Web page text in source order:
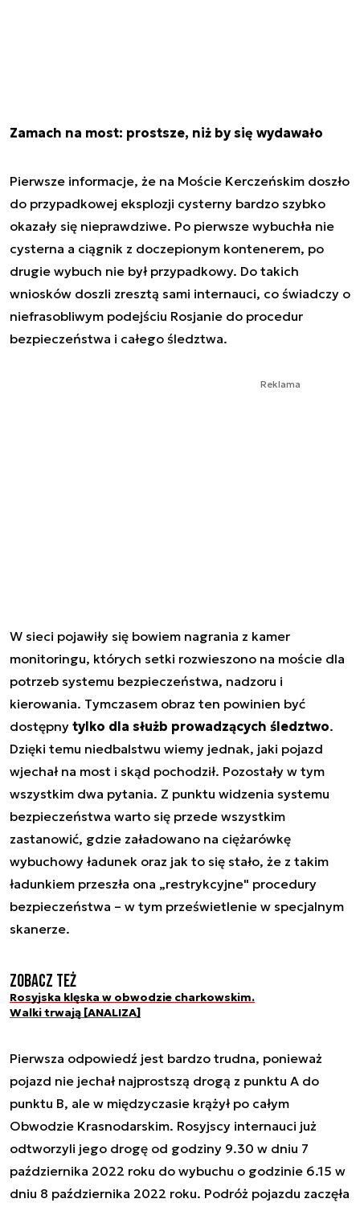
Zamach na most: prostsze, niż by się wydawało
Pierwsze informacje, że na Moście Kerczeńskim doszło
do przypadkowej eksplozji cysterny bardzo szybko
okazały się nieprawdziwe. Po pierwsze wybuchła nie
cysterna a ciągnik z doczepionym kontenerem, po
drugie wybuch nie był przypadkowy. Do takich
wniosków doszli zresztą sami internauci, co świadczy o
niefrasobliwym podejściu Rosjanie do procedur
bezpieczeństwa i całego śledztwa.
Reklama
W sieci pojawiły się bowiem nagrania z kamer
monitoringu, których setki rozwieszono na moście dla
potrzeb systemu bezpieczeństwa, nadzoru i
kierowania. Tymczasem obraz ten powinien być
dostępny tylko dla służb prowadzących śledztwo.
Dzięki temu niedbalstwu wiemy jednak, jaki pojazd
wjechał na most i skąd pochodził. Pozostały w tym
wszystkim dwa pytania. Z punktu widzenia systemu
bezpieczeństwa warto się przede wszystkim
zastanowić, gdzie załadowano na ciężarówkę
wybuchowy ładunek oraz jak to się stało, że z takim
ładunkiem przeszła ona „restrykcyjne" procedury
bezpieczeństwa – w tym prześwietlenie w specjalnym
skanerze.
Zobacz też
Rosyjska klęska w obwodzie charkowskim.
Walki trwają [ANALIZA]
Pierwsza odpowiedź jest bardzo trudna, ponieważ
pojazd nie jechał najprostszą drogą z punktu A do
punktu B, ale w międzyczasie krążył po całym
Obwodzie Krasnodarskim. Rosyjscy internauci już
odtworzyli jego drogę od godziny 9.30 w dniu 7
października 2022 roku do wybuchu o godzinie 6.15 w
dniu 8 października 2022 roku. Podróż pojazdu zaczęła